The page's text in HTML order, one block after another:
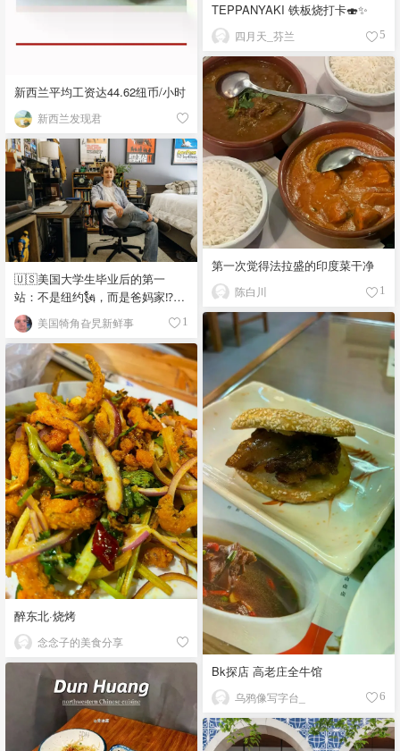
TEPPANYAKI 铁板烧打卡🍣✨
四月天_芬兰 5
新西兰平均工资达44.62纽币/小时
新西兰发现君
第一次觉得法拉盛的印度菜干净
陈白川 1
🇺🇸美国大学生毕业后的第一
站：不是纽约🗽，而是爸妈家⁉️😂
🏠
美国犄角旮旯新鲜事 1
Bk探店 高老庄全牛馆
乌鸦像写字台_ 6
醉东北·烧烤
念念子的美食分享